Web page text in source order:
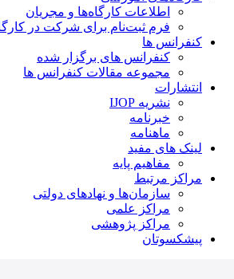
اطلاعات کارگاه‌ها و مجریان
فرم ثبت‌نام برای شرکت در کارگاه
کنفرانس ها
کنفرانس های برگزار شده
مجموعه مقالات کنفرانس ها
انتشارات
نشریه IJOP
خبرنامه
ماهنامه
لینک های مفید
مفاهیم پایه
مراکز مرتبط
سازمان‌ها و نهادهای دولتی
مراکز علمی
مراکز پژوهشی
پیشکسوتان